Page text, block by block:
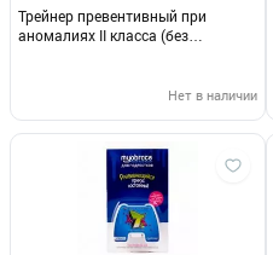
Трейнер превентивный при
аномалиях II класса (без
Нет в наличии